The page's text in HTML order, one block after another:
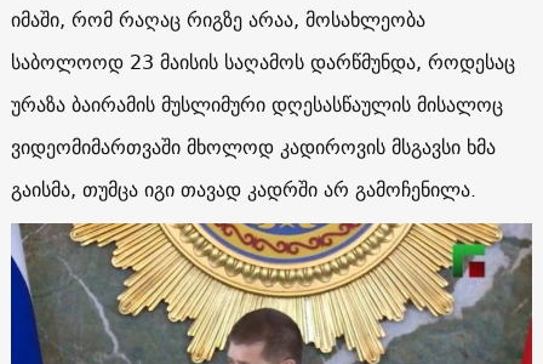
იმაში, რომ რაღაც რიგზე არაა, მოსახლეობა
საბოლოოდ 23 მაისის საღამოს დარწმუნდა, როდესაც
ურაზა ბაირამის მუსლიმური დღესასწაულის მისალოც
ვიდეომიმართვაში მხოლოდ კადიროვის მსგავსი ხმა
გაისმა, თუმცა იგი თავად კადრში არ გამოჩენილა.